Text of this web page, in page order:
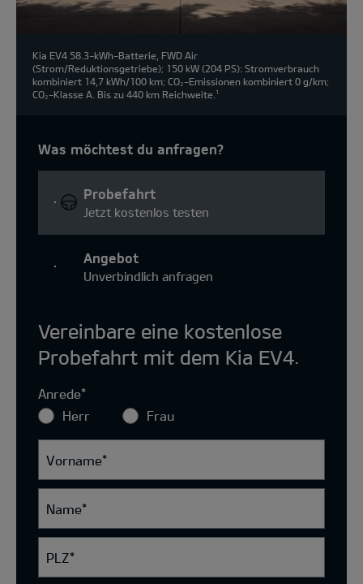
Kia EV4 58.3-kWh-Batterie, FWD Air
(Strom/Reduktionsgetriebe); 150 kW (204 PS): Stromverbrauch
kombiniert 14,7 kWh/100 km; CO₂-Emissionen kombiniert 0 g/km;
CO₂-Klasse A. Bis zu 440 km Reichweite.
1
Was möchtest du anfragen?
Probefahrt
Jetzt kostenlos testen
Angebot
Unverbindlich anfragen
Vereinbare eine kostenlose
Probefahrt mit dem Kia EV4.
Anrede*
Herr
Frau
Vorname*
Name*
PLZ*